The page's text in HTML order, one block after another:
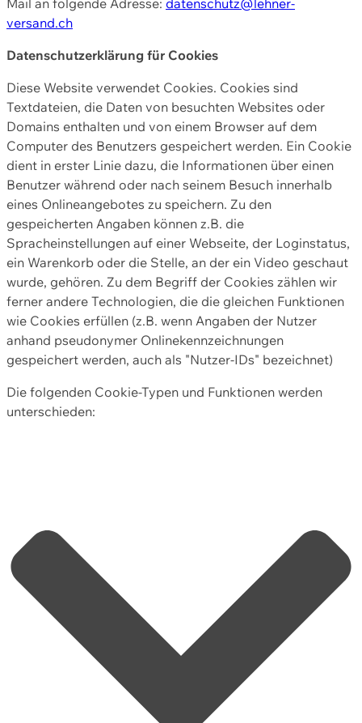
versand.ch
Datenschutzerklärung für Cookies
Diese Website verwendet Cookies. Cookies sind
Textdateien, die Daten von besuchten Websites oder
Domains enthalten und von einem Browser auf dem
Computer des Benutzers gespeichert werden. Ein Cookie
dient in erster Linie dazu, die Informationen über einen
Benutzer während oder nach seinem Besuch innerhalb
eines Onlineangebotes zu speichern. Zu den
gespeicherten Angaben können z.B. die
Spracheinstellungen auf einer Webseite, der Loginstatus,
ein Warenkorb oder die Stelle, an der ein Video geschaut
wurde, gehören. Zu dem Begriff der Cookies zählen wir
ferner andere Technologien, die die gleichen Funktionen
wie Cookies erfüllen (z.B. wenn Angaben der Nutzer
anhand pseudonymer Onlinekennzeichnungen
gespeichert werden, auch als "Nutzer-IDs" bezeichnet)
Die folgenden Cookie-Typen und Funktionen werden
unterschieden: